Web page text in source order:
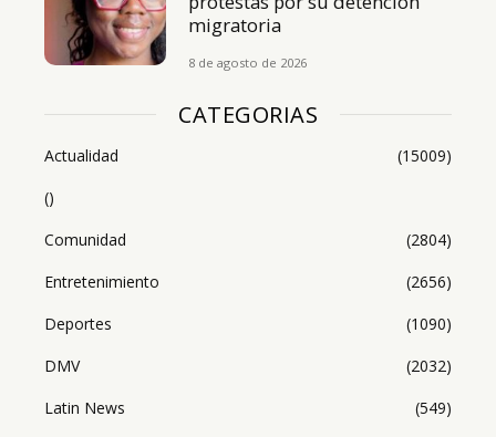
migratoria
8 de agosto de 2026
CATEGORIAS
Actualidad
(15009)
()
Comunidad
(2804)
Entretenimiento
(2656)
Deportes
(1090)
DMV
(2032)
Latin News
(549)